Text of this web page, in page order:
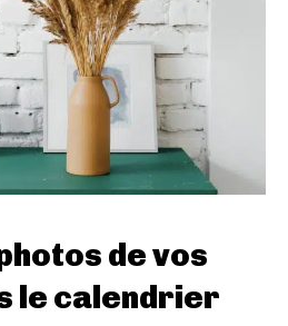
de vos
le calendrier